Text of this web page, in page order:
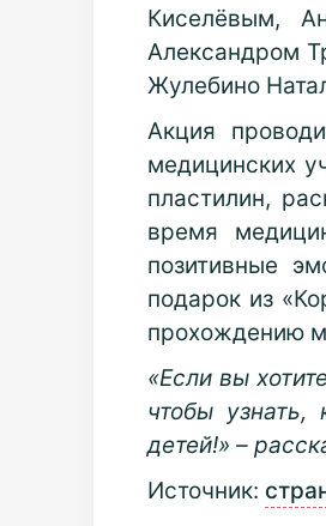
Киселёвым,
Александром
Жулебино
Акция
медицинских
пластилин,
время
позитивные
подарок из
прохождению
«Если вы
чтобы узнать,
детей!» –
Источник: